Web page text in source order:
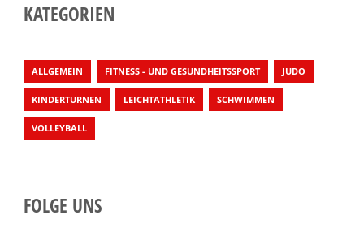
KATEGORIEN
ALLGEMEIN FITNESS - UND GESUNDHEITSSPORT JUDO
KINDERTURNEN LEICHTATHLETIK SCHWIMMEN
VOLLEYBALL
FOLGE UNS